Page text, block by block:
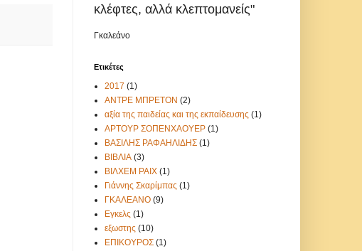
κλέφτες, αλλά κλεπτομανείς"
Γκαλεάνο
Ετικέτες
2017 (1)
ΑΝΤΡΕ ΜΠΡΕΤΟΝ (2)
αξία της παιδείας και της εκπαίδευσης (1)
ΑΡΤΟΥΡ ΣΟΠΕΝΧΑΟΥΕΡ (1)
ΒΑΣΙΛΗΣ ΡΑΦΑΗΛΙΔΗΣ (1)
ΒΙΒΛΙΑ (3)
ΒΙΛΧΕΜ ΡΑΙΧ (1)
Γιάννης Σκαρίμπας (1)
ΓΚΑΛΕΑΝΟ (9)
Εγκελς (1)
εξωστης (10)
ΕΠΙΚΟΥΡΟΣ (1)